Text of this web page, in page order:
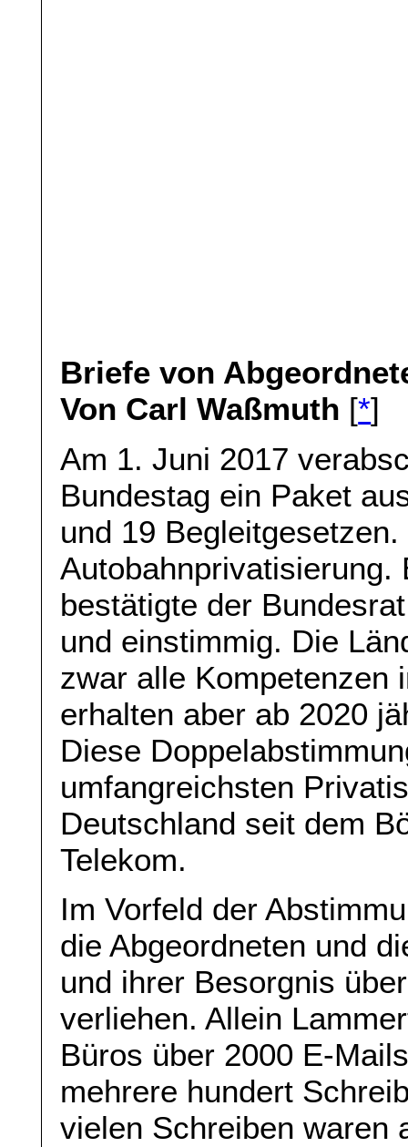
Briefe von
Von Carl Waßmuth [*]
Am 1. Juni 2017
Bundestag ein Paket
und 19
Autobahnprivatisierung.
bestätigte der
und einstimmig. Die
zwar alle Kompetenzen
erhalten aber ab 2020
Diese
umfangreichsten
Deutschland seit dem
Telekom.
Im Vorfeld der
die Abgeordneten und
und ihrer Besorgnis
verliehen. Allein
Büros über 2000 E-
mehrere hundert
vielen Schreiben waren